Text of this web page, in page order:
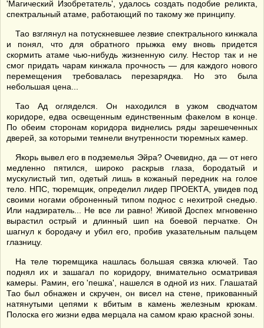
'Магический Изобретатель', удалось создать подобие реликта,
спектральный атаме, работающий по такому же принципу.
Тао взглянул на потускневшее лезвие спектрального кинжала
и понял, что для обратного прыжка ему вновь придется
скормить атаме чью-нибудь жизненную силу. Нестор так и не
смог придать чарам кинжала прочность — для каждого нового
перемещения требовалась перезарядка. Но это была
небольшая цена...
Тао Ад огляделся. Он находился в узком сводчатом
коридоре, едва освещенным единственным факелом в конце.
По обеим сторонам коридора виднелись ряды зарешеченных
дверей, за которыми темнели внутренности тюремных камер.
Якорь вывел его в подземелья Эйра? Очевидно, да — от него
медленно пятился, широко раскрыв глаза, бородатый и
мускулистый тип, одетый лишь в кожаный передник на голое
тело. НПС, тюремщик, определил лидер ПРОЕКТА, увидев под
своими ногами оброненный типом поднос с нехитрой снедью.
Или надзиратель... Не все ли равно! Живой Доспех мгновенно
вырастил острый и длинный шип на боевой перчатке. Он
шагнул к бородачу и убил его, пробив указательным пальцем
глазницу.
На теле тюремщика нашлась большая связка ключей. Тао
поднял их и зашагал по коридору, внимательно осматривая
камеры. Рамин, его 'пешка', нашелся в одной из них. Глашатай
Тао был обнажен и скручен, он висел на стене, прикованный
натянутыми цепями к вбитым в камень железным крюкам.
Полоска его жизни едва мерцала на самом краю красной зоны.